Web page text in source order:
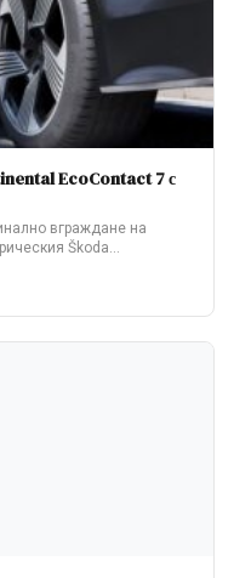
EcoContact 7 с
вграждане на
Škoda…